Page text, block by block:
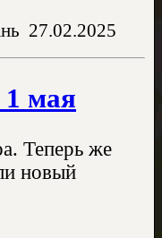
27.02.2025
1 мая
Теперь же
новый